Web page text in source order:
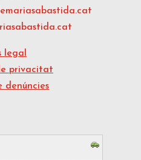
legal
privacitat
denúncies